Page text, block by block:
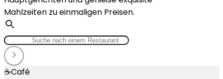
Mahlzeiten zu einmaligen Preisen.
☕Café